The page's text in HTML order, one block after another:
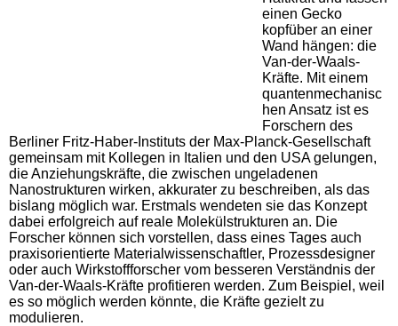
einen Gecko
kopfüber an einer
Wand hängen: die
Van-der-Waals-
Kräfte. Mit einem
quantenmechanisc
hen Ansatz ist es
Forschern des
Berliner Fritz-Haber-Instituts der Max-Planck-Gesellschaft
gemeinsam mit Kollegen in Italien und den USA gelungen,
die Anziehungskräfte, die zwischen ungeladenen
Nanostrukturen wirken, akkurater zu beschreiben, als das
bislang möglich war. Erstmals wendeten sie das Konzept
dabei erfolgreich auf reale Molekülstrukturen an. Die
Forscher können sich vorstellen, dass eines Tages auch
praxisorientierte Materialwissenschaftler, Prozessdesigner
oder auch Wirkstoffforscher vom besseren Verständnis der
Van-der-Waals-Kräfte profitieren werden. Zum Beispiel, weil
es so möglich werden könnte, die Kräfte gezielt zu
modulieren.